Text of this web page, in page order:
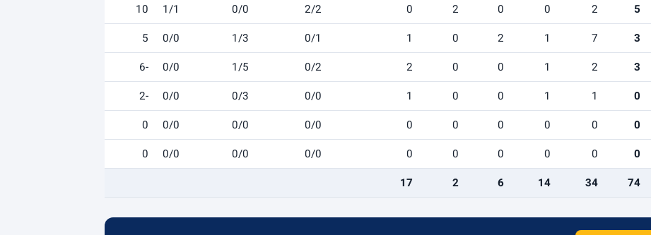
5
2
0
0
2
0
2/2
0/0
1/1
10
3
7
1
2
0
1
0/1
1/3
0/0
5
3
2
1
0
0
2
0/2
1/5
0/0
-6
0
1
1
0
0
1
0/0
0/3
0/0
-2
0
0
0
0
0
0
0/0
0/0
0/0
0
0
0
0
0
0
0
0/0
0/0
0/0
0
74
34
14
6
2
17